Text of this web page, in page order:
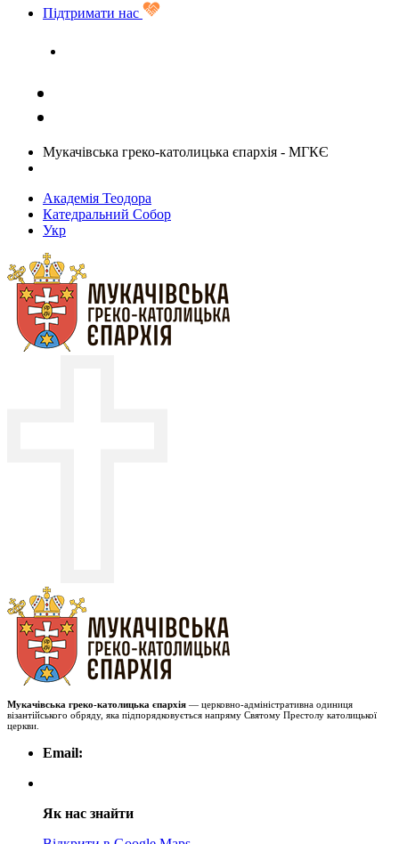
Підтримати нас
Мукачівська греко-католицька єпархія - МГКЄ
Академія Теодора
Катедральний Собор
Укр
Мукачівська греко-католицька єпархія — церковно-адміністративна одиниця
візантійського обряду, яка підпорядковується напряму Святому Престолу католицької
церкви.
Email:
Як нас знайти